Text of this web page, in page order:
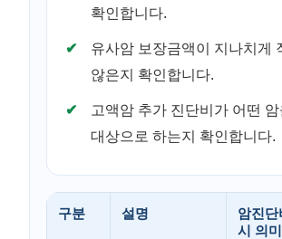
확인합니다.
유사암 보장금액이 지나치게
않은지 확인합니다.
고액암 추가 진단비가 어떤 암
대상으로 하는지 확인합니다.
구분 설명
암진단
시 의미